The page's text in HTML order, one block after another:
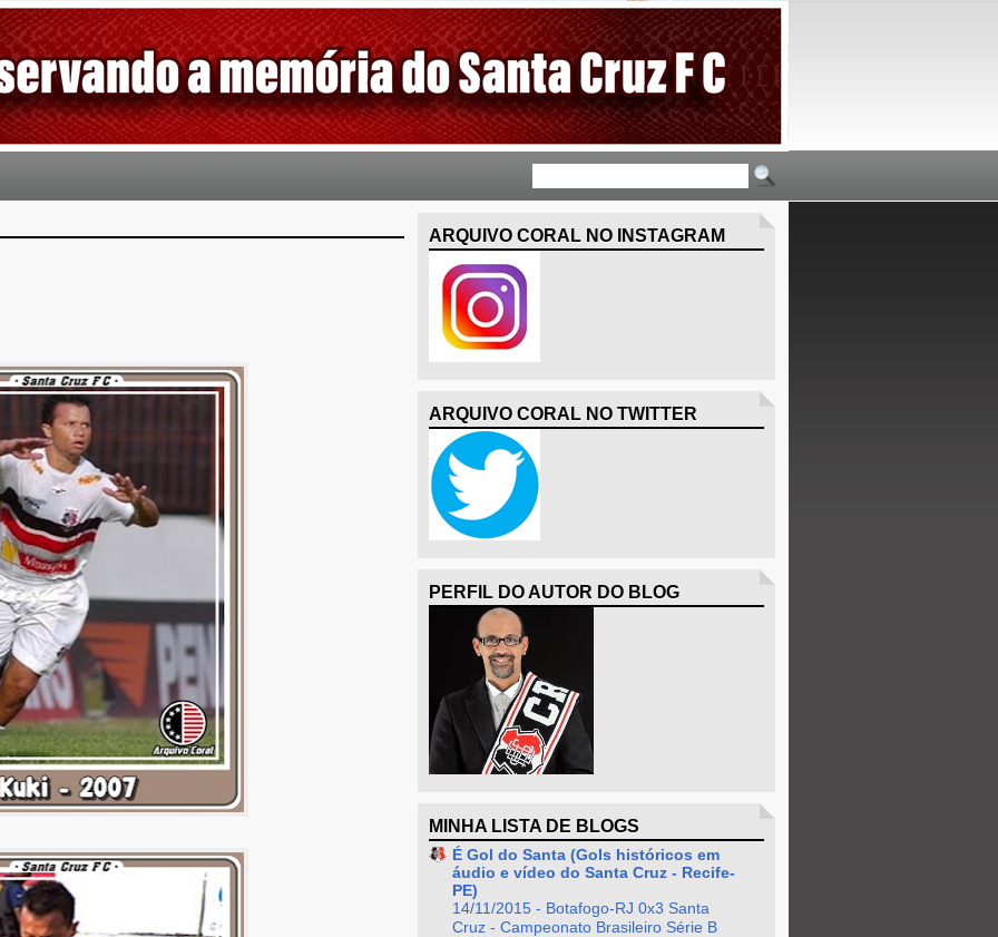
ARQUIVO CORAL NO INSTAGRAM
ARQUIVO CORAL NO TWITTER
PERFIL DO AUTOR DO BLOG
MINHA LISTA DE BLOGS
É Gol do Santa (Gols históricos em
áudio e vídeo do Santa Cruz - Recife-
PE)
14/11/2015 - Botafogo-RJ 0x3 Santa
Cruz - Campeonato Brasileiro Série B